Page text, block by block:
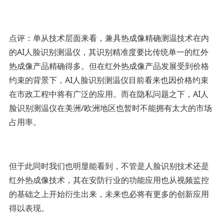
点评：单从技术层面来看，兼具热成像精确测温技术在内
的AI人脸识别测温仪，其识别精准度要比传统单一的红外
热成像产品精确得多。但在红外热成像产品发展受到价格
约束的背景下，AI人脸识别测温仪目前看来也因价格约束
在市政工程中将有广泛的应用。而在隐私问题之下，AI人
脸识别测温仪在美洲/欧洲地区也暂时不能拥有太大的市场
占用率。
但于此同时我们也明显能看到，不管是人脸识别技术还是
红外热成像技术，其在安防行业的功能应用也从视频监控
的基础之上开始衍生出来，未来也必将有更多的创新应用
得以表现。